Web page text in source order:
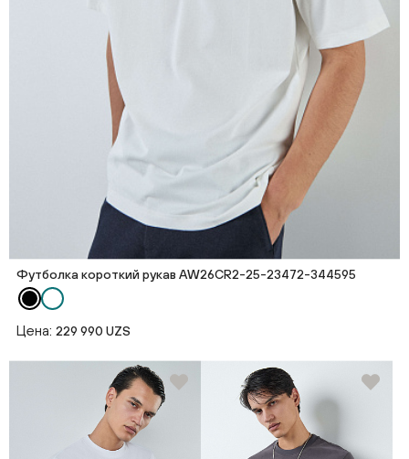
Футболка короткий рукав AW26CR2-25-23472-344595
Цена: 229 990 UZS